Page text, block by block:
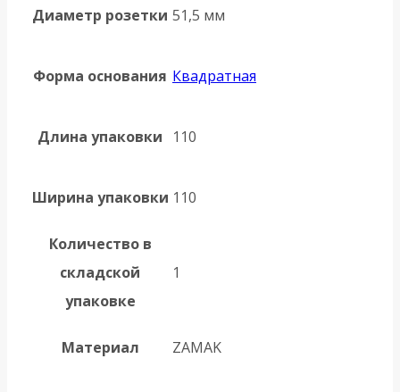
Диаметр розетки 51,5 мм
Форма основания Квадратная
Длина упаковки 110
Ширина упаковки 110
Количество в
складской
упаковке
1
Материал ZAMAK